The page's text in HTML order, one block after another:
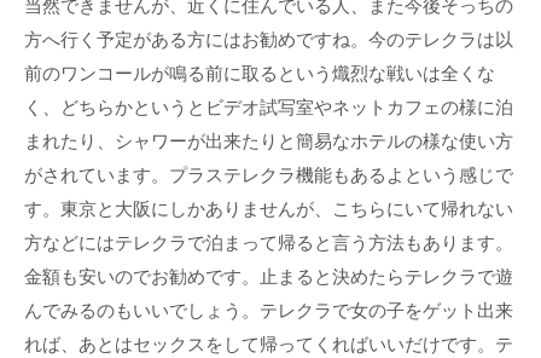
方へ行く予定がある方にはお勧めですね。今のテレクラは以
前のワンコールが鳴る前に取るという熾烈な戦いは全くな
く、どちらかというとビデオ試写室やネットカフェの様に泊
まれたり、シャワーが出来たりと簡易なホテルの様な使い方
がされています。プラステレクラ機能もあるよという感じで
す。東京と大阪にしかありませんが、こちらにいて帰れない
方などにはテレクラで泊まって帰ると言う方法もあります。
金額も安いのでお勧めです。止まると決めたらテレクラで遊
んでみるのもいいでしょう。テレクラで女の子をゲット出来
れば、あとはセックスをして帰ってくればいいだけです。テ